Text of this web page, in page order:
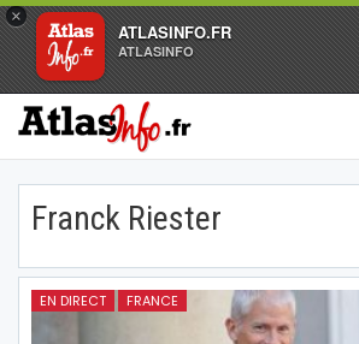
×
ATLASINFO.FR
ATLASINFO
Franck Riester
EN DIRECT FRANCE